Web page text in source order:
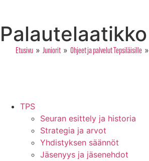
Palautelaatikko
Etusivu» Juniorit» Ohjeet ja palvelut Tepsiläisille»
TPS
Seuran esittely ja historia
Strategia ja arvot
Yhdistyksen säännöt
Jäsenyys ja jäsenehdot